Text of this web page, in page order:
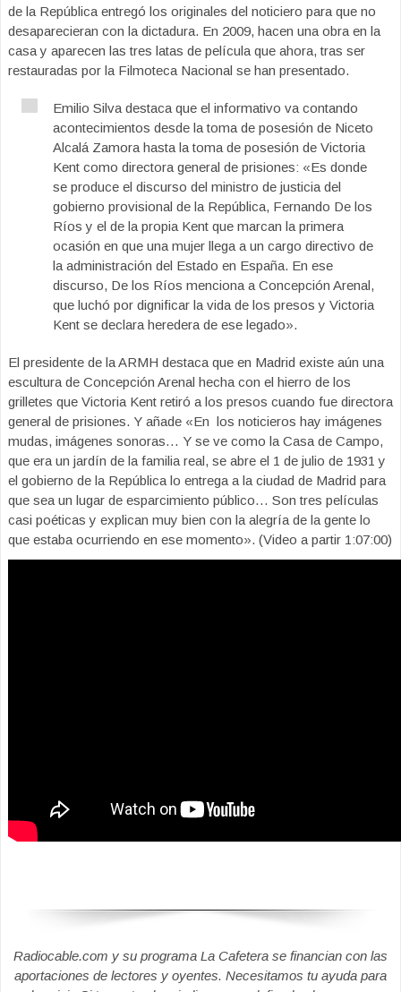
de la República entregó los originales del noticiero para que no
desaparecieran con la dictadura. En 2009, hacen una obra en la
casa y aparecen las tres latas de película que ahora, tras ser
restauradas por la Filmoteca Nacional se han presentado.
Emilio Silva destaca que el informativo va contando
acontecimientos desde la toma de posesión de Niceto
Alcalá Zamora hasta la toma de posesión de Victoria
Kent como directora general de prisiones: «Es donde
se produce el discurso del ministro de justicia del
gobierno provisional de la República, Fernando De los
Ríos y el de la propia Kent que marcan la primera
ocasión en que una mujer llega a un cargo directivo de
la administración del Estado en España. En ese
discurso, De los Ríos menciona a Concepción Arenal,
que luchó por dignificar la vida de los presos y Victoria
Kent se declara heredera de ese legado».
El presidente de la ARMH destaca que en Madrid existe aún una
escultura de Concepción Arenal hecha con el hierro de los
grilletes que Victoria Kent retiró a los presos cuando fue directora
general de prisiones. Y añade «En los noticieros hay imágenes
mudas, imágenes sonoras… Y se ve como la Casa de Campo,
que era un jardín de la familia real, se abre el 1 de julio de 1931 y
el gobierno de la República lo entrega a la ciudad de Madrid para
que sea un lugar de esparcimiento público… Son tres películas
casi poéticas y explican muy bien con la alegría de la gente lo
que estaba ocurriendo en ese momento». (Video a partir 1:07:00)
Radiocable.com y su programa La Cafetera se financian con las
aportaciones de lectores y oyentes. Necesitamos tu ayuda para